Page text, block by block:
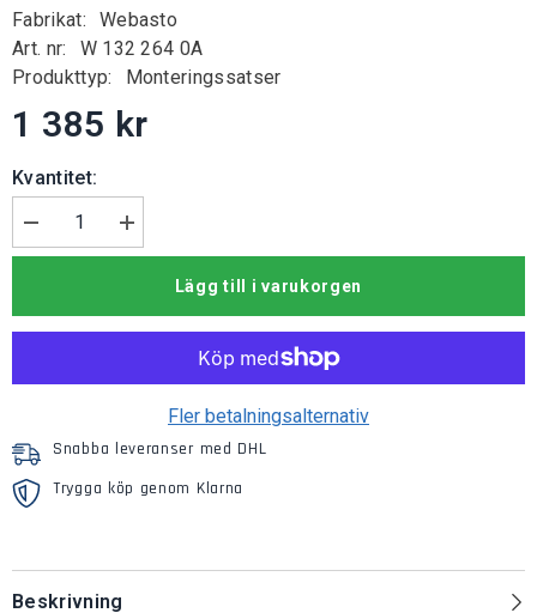
Fabrikat:
Webasto
Art. nr:
W 132 264 0A
Produkttyp:
Monteringssatser
1 385 kr
Kvantitet:
Minska
mängden
modul
Öka
kvantiteten
modul
Lägg till i varukorgen
Fler betalningsalternativ
Snabba leveranser med DHL
Trygga köp genom Klarna
Beskrivning